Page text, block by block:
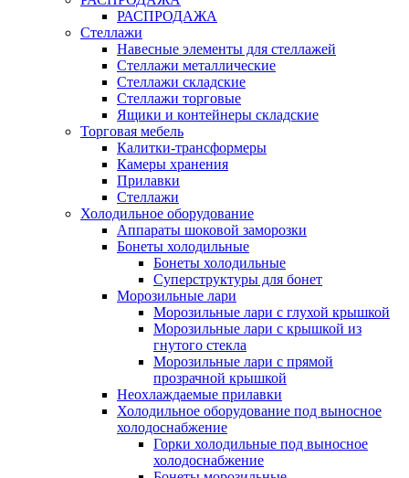
РАСПРОДАЖА
Стеллажи
Навесные элементы для стеллажей
Стеллажи металлические
Стеллажи складские
Стеллажи торговые
Ящики и контейнеры складские
Торговая мебель
Калитки-трансформеры
Камеры хранения
Прилавки
Стеллажи
Холодильное оборудование
Аппараты шоковой заморозки
Бонеты холодильные
Бонеты холодильные
Суперструктуры для бонет
Морозильные лари
Морозильные лари с глухой крышкой
Морозильные лари с крышкой из
гнутого стекла
Морозильные лари с прямой
прозрачной крышкой
Неохлаждаемые прилавки
Холодильное оборудование под выносное
холодоснабжение
Горки холодильные под выносное
холодоснабжение